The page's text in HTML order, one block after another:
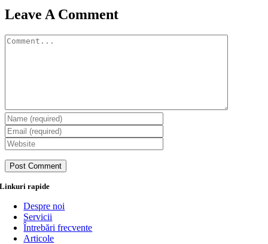
Leave A Comment
Comment
Linkuri rapide
Despre noi
Servicii
Întrebări frecvente
Articole